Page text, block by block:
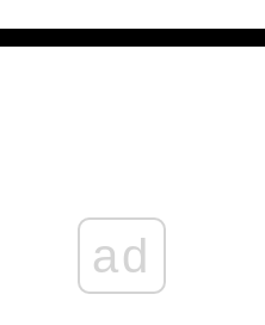
ad